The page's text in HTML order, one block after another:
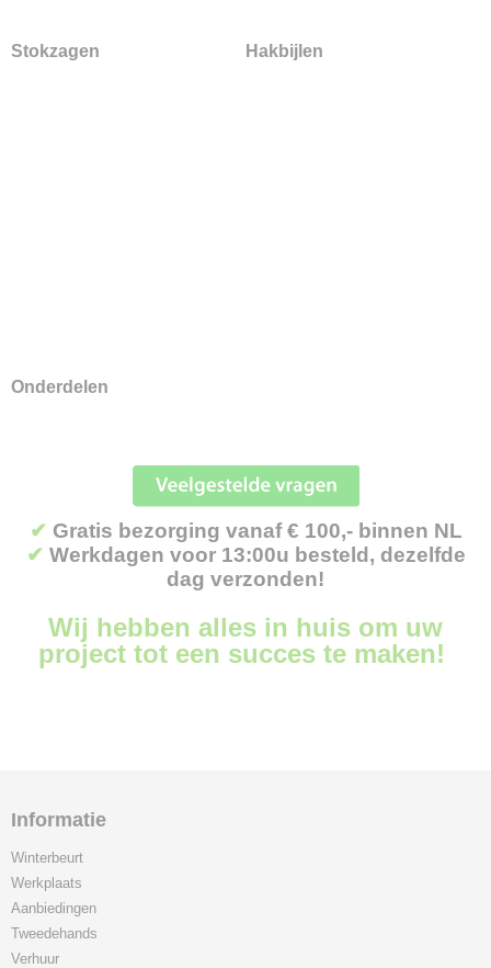
Stokzagen Hakbijlen
Onderdelen
✔ Gratis bezorging vanaf € 100,- binnen NL
✔ Werkdagen voor 13:00u besteld, dezelfde
dag verzonden!
Wij hebben alles in huis om uw
project tot een succes te maken!
Informatie
Winterbeurt
Werkplaats
Aanbiedingen
Tweedehands
Verhuur